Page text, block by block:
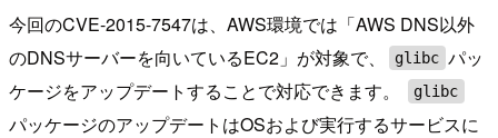
今回のCVE-2015-7547は、AWS環境では「AWS DNS以外
のDNSサーバーを向いているEC2」が対象で、
glibc パッ
ケージをアップデートすることで対応できます。
glibc
パッケージのアップデートはOSおよび実行するサービスに